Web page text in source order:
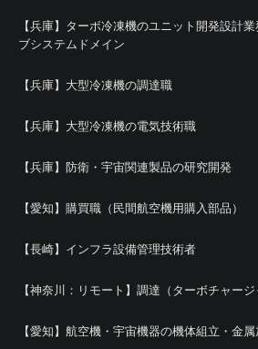
【兵庫】ターボ冷凍機のユニット開発設計
ブシステムドメイン
【兵庫】大型冷凍機の調達職
【兵庫】大型冷凍機の電気技術職
【兵庫】防衛・宇宙関連製品の研究開発
【愛知】購買職（民間航空機用購入部品）
【長崎】インフラ設備管理技術者
【神奈川：リモート】調達（ターボチャージ
【愛知】航空機・宇宙機器の機体組立・金